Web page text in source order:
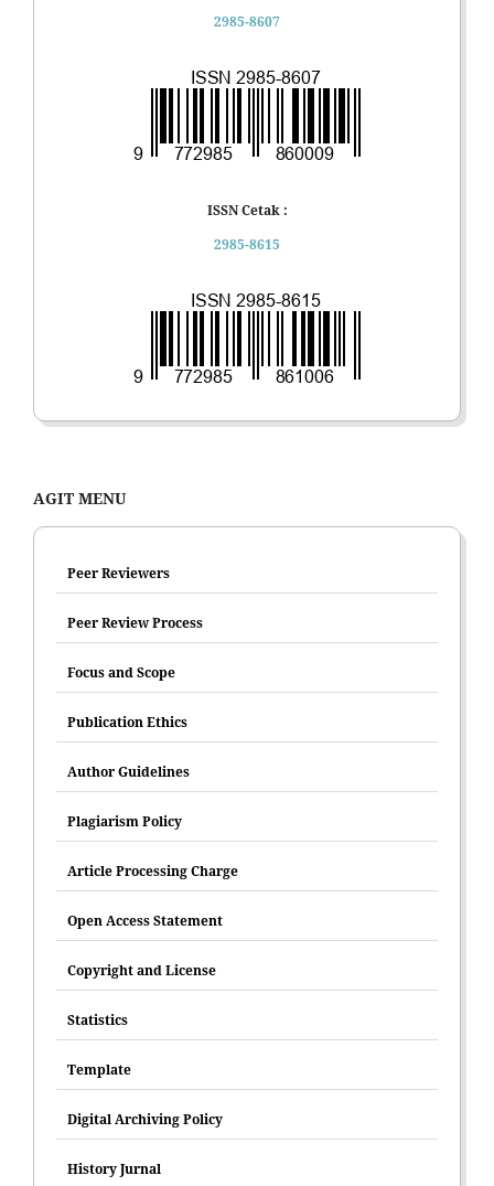
2985-8607
ISSN Cetak :
2985-8615
AGIT MENU
Peer Reviewers
Peer Review Process
Focus and Scope
Publication Ethics
Author Guidelines
Plagiarism Policy
Article Processing Charge
Open Access Statement
Copyright and License
Statistics
Template
Digital Archiving Policy
History Jurnal